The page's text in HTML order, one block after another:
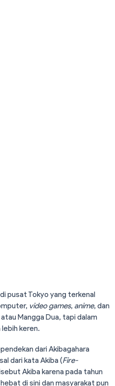
pusat Tokyo yang terkenal
video games, anime, dan
Mangga Dua, tapi dalam
keren.
dari Akibagahara
dari kata Akiba (Fire-
Akiba karena pada tahun
di sini dan masyarakat pun